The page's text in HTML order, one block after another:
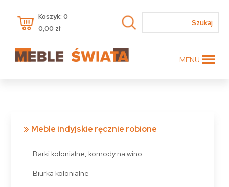
Koszyk: 0
0,00 zł
MENU
Meble indyjskie ręcznie robione
Barki kolonialne, komody na wino
Biurka kolonialne